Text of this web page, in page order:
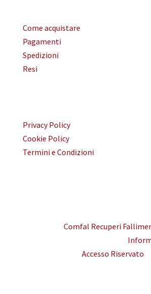
Come acquistare
Pagamenti
Spedizioni
Resi
Privacy Policy
Cookie Policy
Termini e Condizioni
Comfal Recuperi
Accesso Riservato